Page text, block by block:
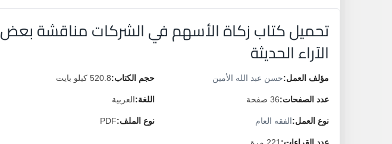
تحميل كتاب زكاة الأسهم في الشركات مناقشة بعض
الآراء الحديثة
مؤلف العمل:حسن عبد الله الأمين حجم الكتاب:520.8 كيلو بايت
عدد الصفحات:36 صفحة اللغة:العربية
نوع العمل:الفقه العام نوع الملف:PDF